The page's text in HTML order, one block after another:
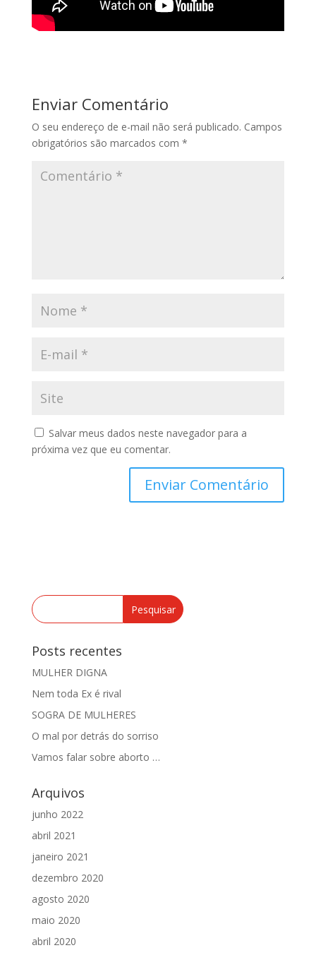
Enviar Comentário
O seu endereço de e-mail não será publicado. Campos
obrigatórios são marcados com *
Salvar meus dados neste navegador para a
próxima vez que eu comentar.
Posts recentes
MULHER DIGNA
Nem toda Ex é rival
SOGRA DE MULHERES
O mal por detrás do sorriso
Vamos falar sobre aborto …
Arquivos
junho 2022
abril 2021
janeiro 2021
dezembro 2020
agosto 2020
maio 2020
abril 2020